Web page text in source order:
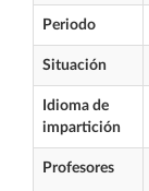
Periodo
Situación
Idioma de
impartición
Profesores